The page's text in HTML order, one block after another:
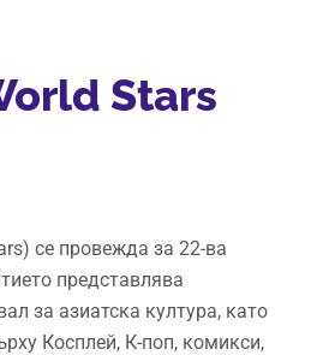
Stars
се провежда за 22-ва
представлява
за азиатска култура, като
Косплей, К-поп, комикси,